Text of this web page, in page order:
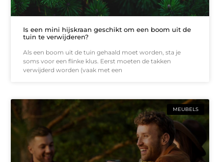
Is een mini hijskraan geschikt om een boom uit de
tuin te verwijderen?
Als een boom uit de tuin gehaald moet worden, sta je
soms voor een flinke klus. Eerst moeten de takken
verwijderd worden (vaak met een
MEUBELS